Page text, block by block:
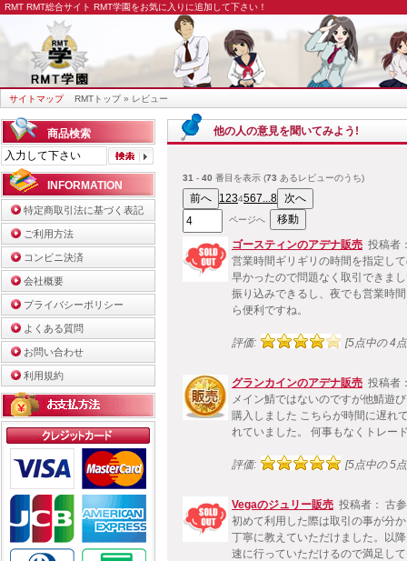
RMT RMT総合サイト RMT学園をお気に入りに追加して下さい！
サイトマップ RMTトップ» レビュー
商品検索
INFORMATION
特定商取引法に基づく表記
ご利用方法
コンビニ決済
会社概要
プライバシーポリシー
よくある質問
お問い合わせ
利用規約
他の人の意見を聞いてみよう!
31 - 40 番目を表示 (73 あるレビューのうち)
1234567...8
ページへ
ゴースティンのアデナ販売 投稿者
営業時間ギリギリの時間を指定し
早かったので問題なく取引できま
振り込みできるし、夜でも営業時
ら便利ですね。
評価: [5点中の 4
グランカインのアデナ販売 投稿者
メイン鯖ではないのですが他鯖遊
購入しました こちらが時間に遅れ
れていました。 何事もなくトレー
評価: [5点中の 5
Vegaのジュリー販売 投稿者： 古
初めて利用した際は取引の事が分
丁寧に教えていただけました。以
速に行っていただけるので満足し